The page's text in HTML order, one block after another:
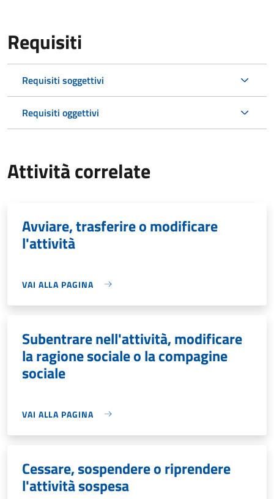
Requisiti
Requisiti soggettivi
Requisiti oggettivi
Attività correlate
Avviare, trasferire o modificare
l'attività
VAI ALLA PAGINA
Subentrare nell'attività, modificare
la ragione sociale o la compagine
sociale
VAI ALLA PAGINA
Cessare, sospendere o riprendere
l'attività sospesa